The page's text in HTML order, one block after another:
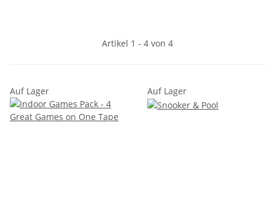
Artikel 1 - 4 von 4
Auf Lager Auf Lager